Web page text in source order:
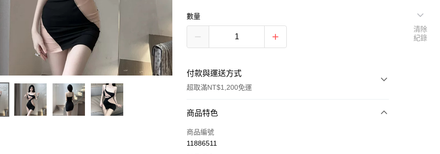
數量
付款與運送方式
超取滿NT$1,200免運
付款方式
信用卡一次付款
商品特色
商品編號
11886511
清除
紀錄